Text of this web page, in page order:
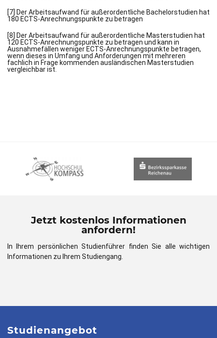
[7] Der Arbeitsaufwand für außerordentliche Bachelorstudien hat
180 ECTS-Anrechnungspunkte zu betragen
[8] Der Arbeitsaufwand für außerordentliche Masterstudien hat
120 ECTS-Anrechnungspunkte zu betragen und kann in
Ausnahmefällen weniger ECTS-Anrechnungspunkte betragen,
wenn dieses in Umfang und Anforderungen mit mehreren
fachlich in Frage kommenden ausländischen Masterstudien
vergleichbar ist.
Jetzt kostenlos Informationen
anfordern!
In Ihrem persönlichen Studienführer finden Sie alle wichtigen
Informationen zu Ihrem Studiengang.
Studienangebot